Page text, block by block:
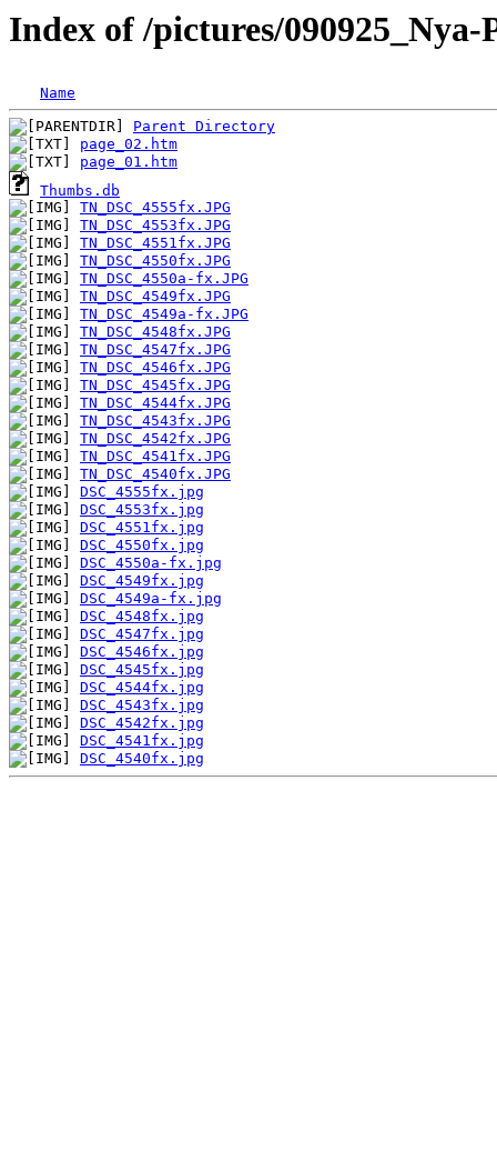
Index of /pictures/
Name
Parent Directory
page_02.htm
page_01.htm
Thumbs.db
TN_DSC_4555fx.JPG
TN_DSC_4553fx.JPG
TN_DSC_4551fx.JPG
TN_DSC_4550fx.JPG
TN_DSC_4550a-fx.JPG
TN_DSC_4549fx.JPG
TN_DSC_4549a-fx.JPG
TN_DSC_4548fx.JPG
TN_DSC_4547fx.JPG
TN_DSC_4546fx.JPG
TN_DSC_4545fx.JPG
TN_DSC_4544fx.JPG
TN_DSC_4543fx.JPG
TN_DSC_4542fx.JPG
TN_DSC_4541fx.JPG
TN_DSC_4540fx.JPG
DSC_4555fx.jpg
DSC_4553fx.jpg
DSC_4551fx.jpg
DSC_4550fx.jpg
DSC_4550a-fx.jpg
DSC_4549fx.jpg
DSC_4549a-fx.jpg
DSC_4548fx.jpg
DSC_4547fx.jpg
DSC_4546fx.jpg
DSC_4545fx.jpg
DSC_4544fx.jpg
DSC_4543fx.jpg
DSC_4542fx.jpg
DSC_4541fx.jpg
DSC_4540fx.jpg